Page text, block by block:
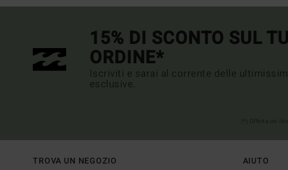
15% DI SCONTO SUL
ORDINE*
Iscriviti e sarai al corrente delle
esclusive.
TROVA UN NEGOZIO AIUTO